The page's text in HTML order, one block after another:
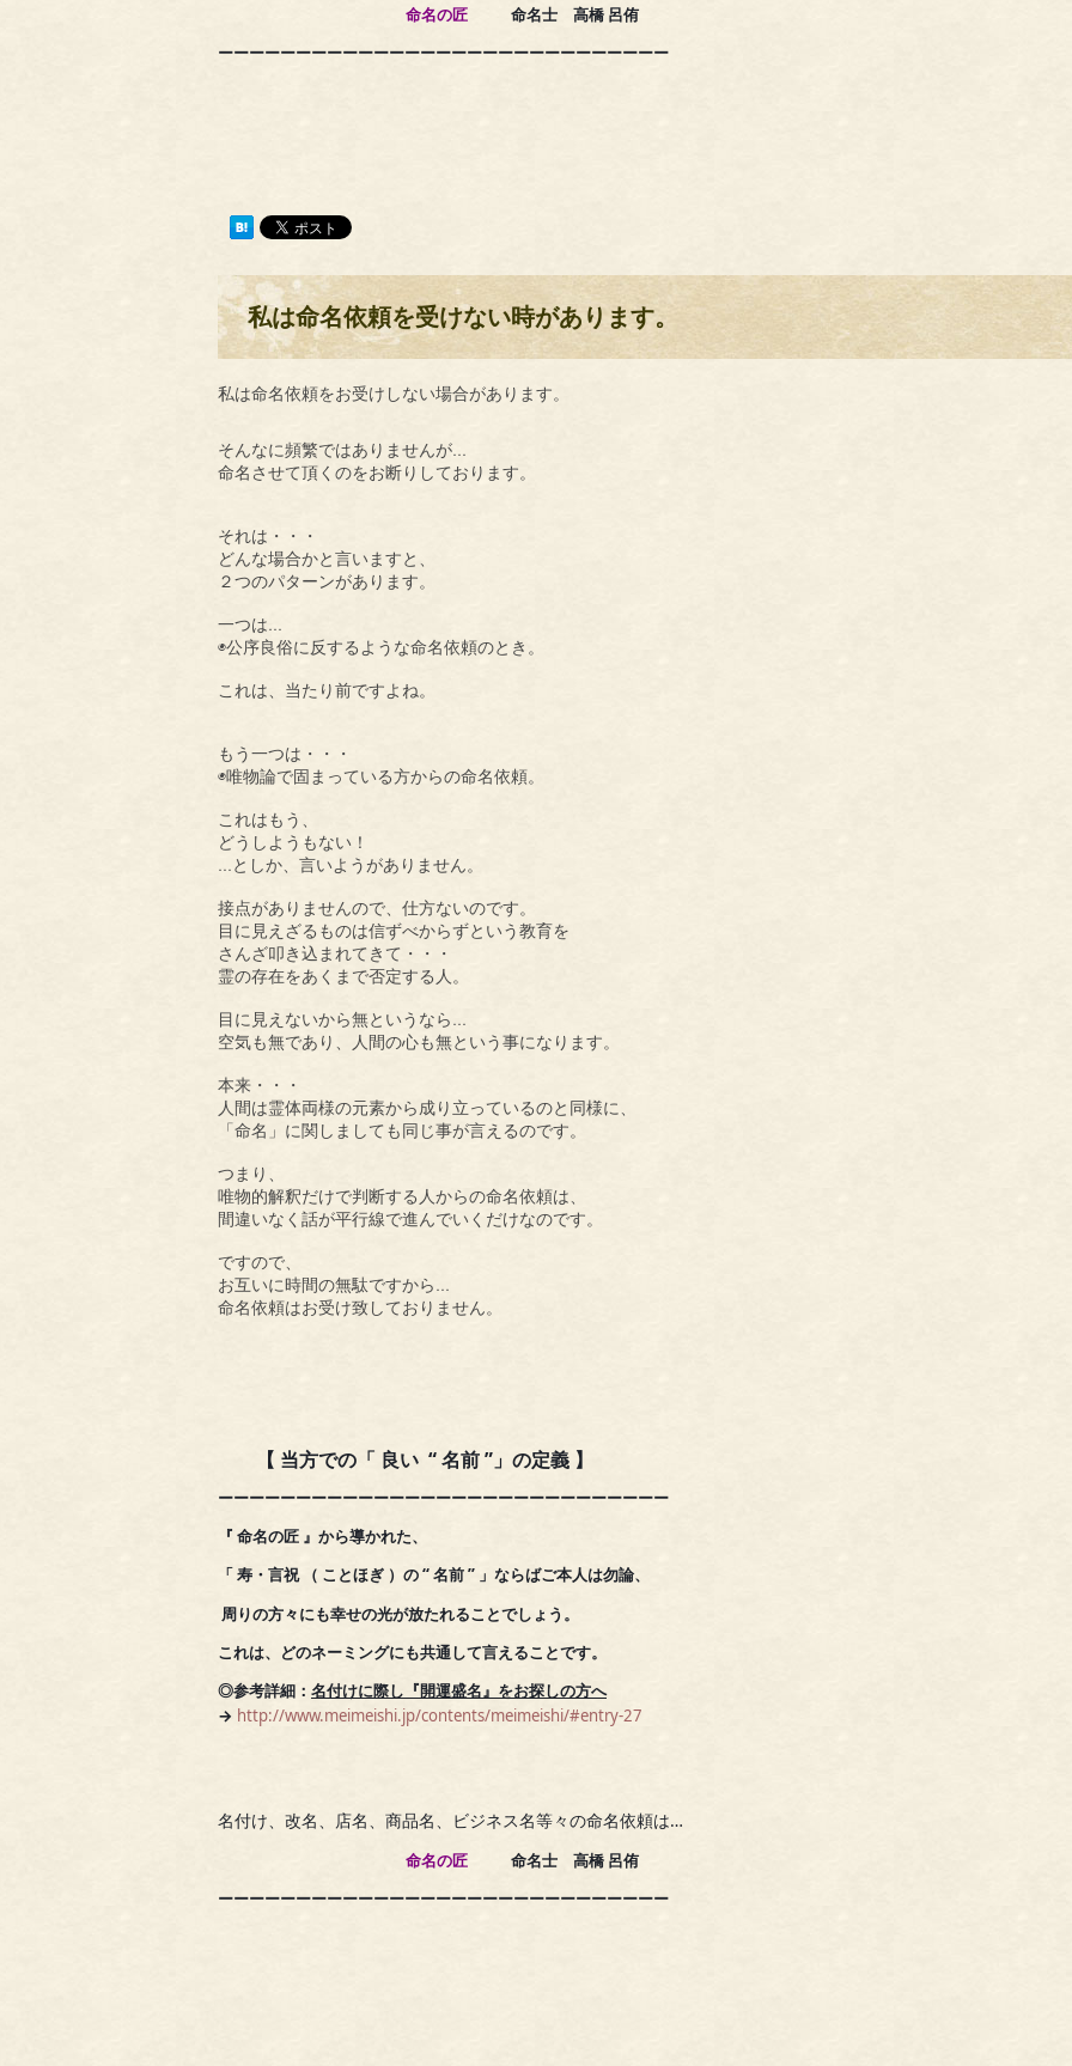
命名の匠
命名士 高橋 呂侑
ーーーーーーーーーーーーーーーーーーーーーーーーーーーーー
私は命名依頼を受けない時があります。
私は命名依頼をお受けしない場合があります。
そんなに頻繁ではありませんが…
命名させて頂くのをお断りしております。
それは・・・
どんな場合かと言いますと、
２つのパターンがあります。
一つは…
◉公序良俗に反するような命名依頼のとき。
これは、当たり前ですよね。
もう一つは・・・
◉唯物論で固まっている方からの命名依頼。
これはもう、
どうしようもない！
…としか、言いようがありません。
接点がありませんので、仕方ないのです。
目に見えざるものは信ずべからずという教育を
さんざ叩き込まれてきて・・・
霊の存在をあくまで否定する人。
目に見えないから無というなら…
空気も無であり、人間の心も無という事になります。
本来・・・
人間は霊体両様の元素から成り立っているのと同様に、
「命名」に関しましても同じ事が言えるのです。
つまり、
唯物的解釈だけで判断する人からの命名依頼は、
間違いなく話が平行線で進んでいくだけなのです。
ですので、
お互いに時間の無駄ですから…
命名依頼はお受け致しておりません。
【 当方での「 良い “ 名前 ”」の定義 】
ーーーーーーーーーーーーーーーーーーーーーーーーーーーーー
『 命名の匠 』から導かれた、
「 寿・言祝 （ ことほぎ ）の“ 名前 ” 」ならばご本人は勿論、
周りの方々にも幸せの光が放たれることでしょう。
これは、どのネーミングにも共通して言えることです。
◎参考詳細： 名付けに際し『開運盛名』をお探しの方へ
→ http://www.meimeishi.jp/contents/meimeishi/#entry-27
名付け、改名、店名、商品名、ビジネス名等々の命名依頼は…
命名の匠
命名士 高橋 呂侑
ーーーーーーーーーーーーーーーーーーーーーーーーーーーーー